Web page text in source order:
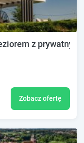
z
Zobacz ofertę